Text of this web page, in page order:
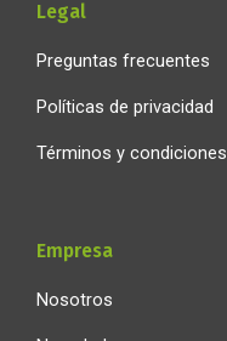
Legal
Preguntas frecuentes
Políticas de privacidad
Términos y condiciones
Empresa
Nosotros